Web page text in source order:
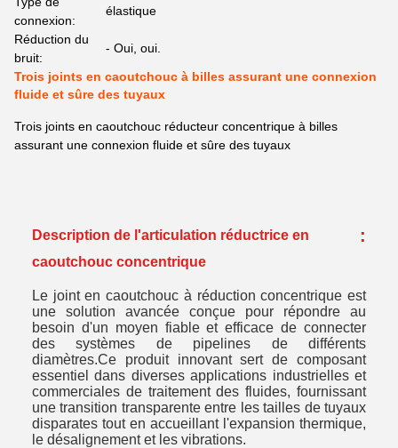
connexion:
élastique
Réduction du
bruit:
- Oui, oui.
Trois joints en caoutchouc à billes assurant une connexion
fluide et sûre des tuyaux
Trois joints en caoutchouc réducteur concentrique à billes
assurant une connexion fluide et sûre des tuyaux
Description de l'articulation réductrice en
caoutchouc concentrique
:
Le joint en caoutchouc à réduction concentrique est
une solution avancée conçue pour répondre au
besoin d'un moyen fiable et efficace de connecter
des systèmes de pipelines de différents
diamètres.Ce produit innovant sert de composant
essentiel dans diverses applications industrielles et
commerciales de traitement des fluides, fournissant
une transition transparente entre les tailles de tuyaux
disparates tout en accueillant l'expansion thermique,
le désalignement et les vibrations.